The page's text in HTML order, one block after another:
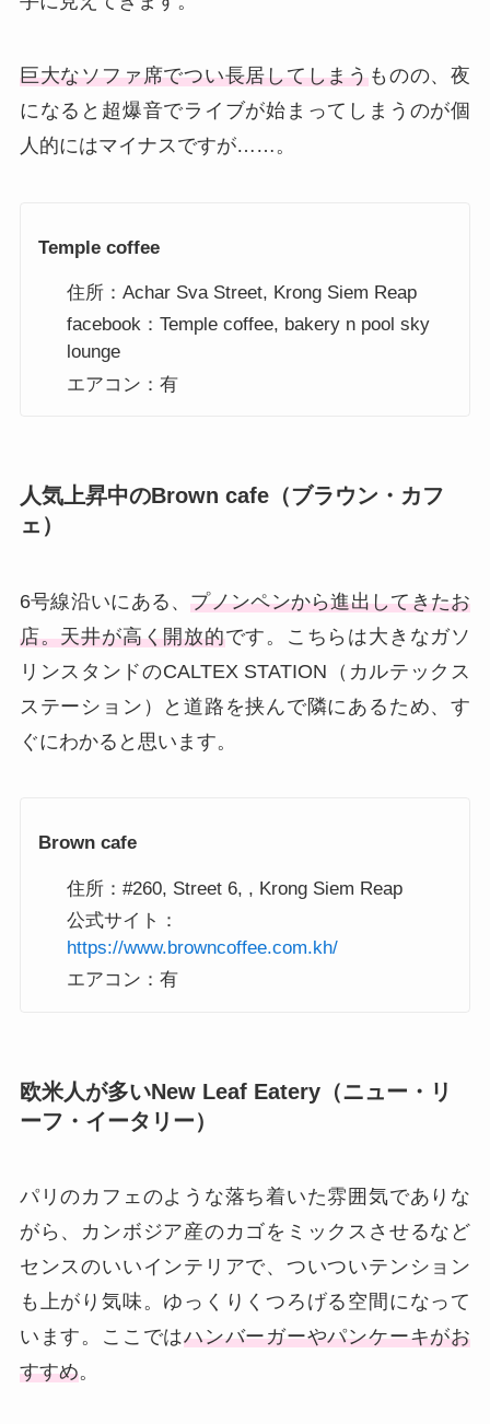
巨大なソファ席でつい長居してしまうものの、夜
になると超爆音でライブが始まってしまうのが個
人的にはマイナスですが……。
Temple coffee
住所：Achar Sva Street, Krong Siem Reap
facebook：Temple coffee, bakery n pool sky
lounge
エアコン：有
人気上昇中のBrown cafe（ブラウン・カフ
ェ）
6号線沿いにある、プノンペンから進出してきたお
店。天井が高く開放的です。こちらは大きなガソ
リンスタンドのCALTEX STATION（カルテックス
ステーション）と道路を挟んで隣にあるため、す
ぐにわかると思います。
Brown cafe
住所：#260, Street 6, , Krong Siem Reap
公式サイト：
https://www.browncoffee.com.kh/
エアコン：有
欧米人が多いNew Leaf Eatery（ニュー・リ
ーフ・イータリー）
パリのカフェのような落ち着いた雰囲気でありな
がら、カンボジア産のカゴをミックスさせるなど
センスのいいインテリアで、ついついテンション
も上がり気味。ゆっくりくつろげる空間になって
います。ここではハンバーガーやパンケーキがお
すすめ。